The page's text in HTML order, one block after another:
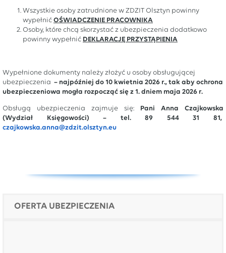
Wszystkie osoby zatrudnione w ZDZIT Olsztyn powinny
wypełnić OŚWIADCZENIE PRACOWNIKA
Osoby, które chcą skorzystać z ubezpieczenia dodatkowo
powinny wypełnić DEKLARACJĘ PRZYSTĄPIENIA
Wypełnione dokumenty należy złożyć u osoby obsługującej
ubezpieczenia – najpóźniej do 10 kwietnia 2026 r., tak aby ochrona
ubezpieczeniowa mogła rozpocząć się z 1. dniem maja 2026 r.
Obsługą ubezpieczenia zajmuje się:
Pani Anna Czajkowska
(Wydział Księgowości) – tel. 89 544 31 81,
czajkowska.anna@zdzit.olsztyn.eu
OFERTA UBEZPIECZENIA